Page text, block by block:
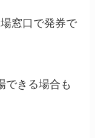
窓口で発券で
できる場合も